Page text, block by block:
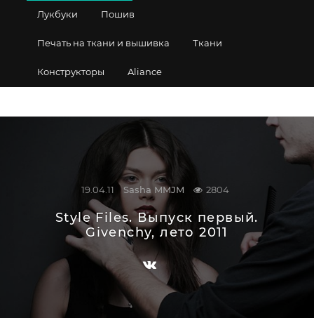
Лукбуки Пошив
Печать на ткани и вышивка Ткани
Конструкторы Aliance
19.04.11 Sasha MMJM 2804
Style Files. Выпуск первый.
Givenchy, лето 2011